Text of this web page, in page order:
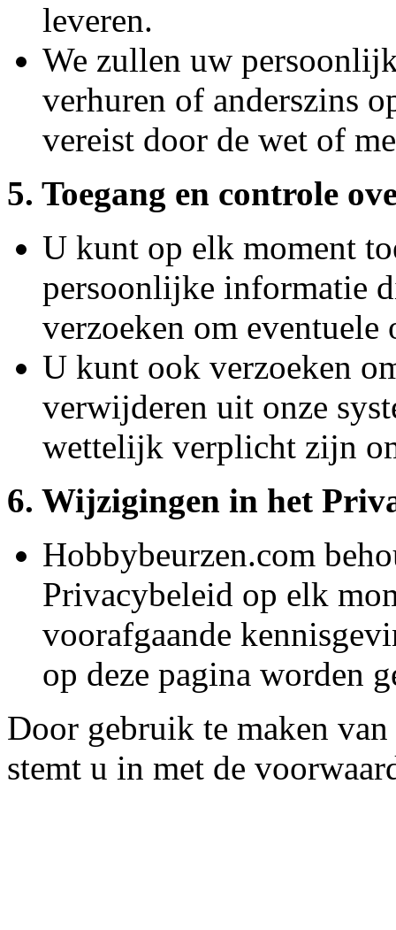
leveren.
We zullen uw
verhuren of anderszins
vereist door de wet of
5. Toegang en controle
U kunt op elk moment
persoonlijke informatie
verzoeken om
U kunt ook verzoeken
verwijderen uit onze
wettelijk verplicht zijn
6. Wijzigingen in het
Hobbybeurzen.com
Privacybeleid op elk
voorafgaande
op deze pagina worden
Door gebruik te maken
stemt u in met de